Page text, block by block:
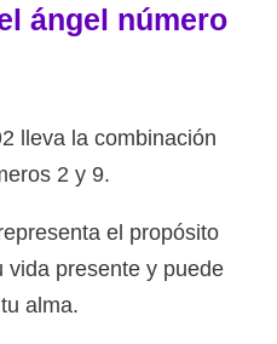
ángel número
lleva la combinación
2 y 9.
el propósito
vida presente y puede
alma.